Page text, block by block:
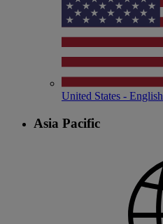
United States - English
Asia Pacific